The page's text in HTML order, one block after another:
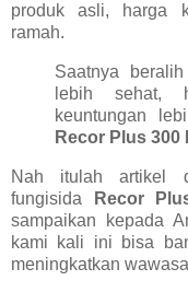
produk asli, harga
ramah.
Saatnya
lebih sehat,
keuntungan
Recor Plus 300
Nah itulah artikel
fungisida
Recor
sampaikan kepada
kami kali ini bisa
meningkatkan